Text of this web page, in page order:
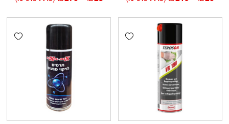
⁦₪20⁩
עד
⁦₪25⁩
עד
Add wishlist